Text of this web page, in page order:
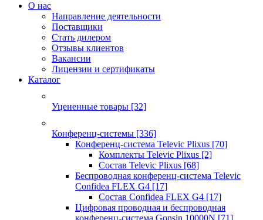
О нас
Направление деятельности
Поставщики
Стать дилером
Отзывы клиентов
Вакансии
Лицензии и сертификаты
Каталог
Уцененные товары [32]
Конференц-системы [336]
Конференц-система Televic Plixus [70]
Комплекты Televic Plixus [2]
Состав Televic Plixus [68]
Беспроводная конференц-система Televic
Confidea FLEX G4 [17]
Состав Confidea FLEX G4 [17]
Цифровая проводная и беспроводная
конференц-система Gonsin 10000N [71]